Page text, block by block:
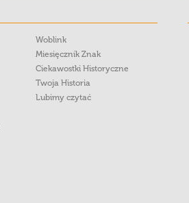
Woblink
Miesięcznik Znak
Ciekawostki Historyczne
Twoja Historia
Lubimy czytać